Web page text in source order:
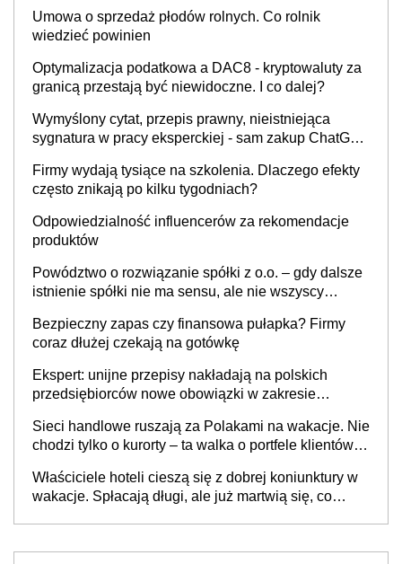
Umowa o sprzedaż płodów rolnych. Co rolnik
wiedzieć powinien
Optymalizacja podatkowa a DAC8 - kryptowaluty za
granicą przestają być niewidoczne. I co dalej?
Wymyślony cytat, przepis prawny, nieistniejąca
sygnatura w pracy eksperckiej - sam zakup ChatGPT
Firmy wydają tysiące na szkolenia. Dlaczego efekty
często znikają po kilku tygodniach?
Odpowiedzialność influencerów za rekomendacje
produktów
Powództwo o rozwiązanie spółki z o.o. – gdy dalsze
istnienie spółki nie ma sensu, ale nie wszyscy
Bezpieczny zapas czy finansowa pułapka? Firmy
coraz dłużej czekają na gotówkę
Ekspert: unijne przepisy nakładają na polskich
przedsiębiorców nowe obowiązki w zakresie
Sieci handlowe ruszają za Polakami na wakacje. Nie
chodzi tylko o kurorty – ta walka o portfele klientów
cichu
Właściciele hoteli cieszą się z dobrej koniunktury w
wakacje. Spłacają długi, ale już martwią się, co